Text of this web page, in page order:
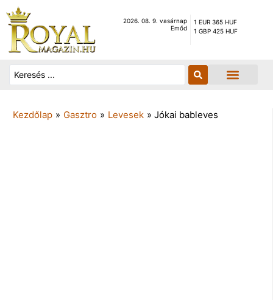
2026. 08. 9. vasárnap
Emőd
1 EUR 365 HUF
1 GBP 425 HUF
Kezdőlap » Gasztro » Levesek » Jókai bableves